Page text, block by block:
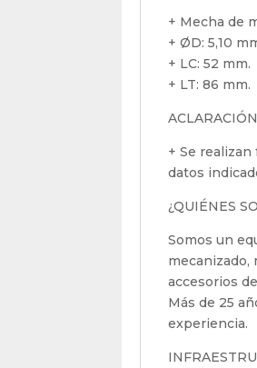
+ Mecha de
+ ØD: 5,10
+ LC: 52 mm.
+ LT: 86 mm.
ACLARACIÓN
+ Se
datos
¿QUIÉNES
Somos un
accesorios
Más de 25
experiencia.